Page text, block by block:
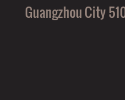
Guangzhou City